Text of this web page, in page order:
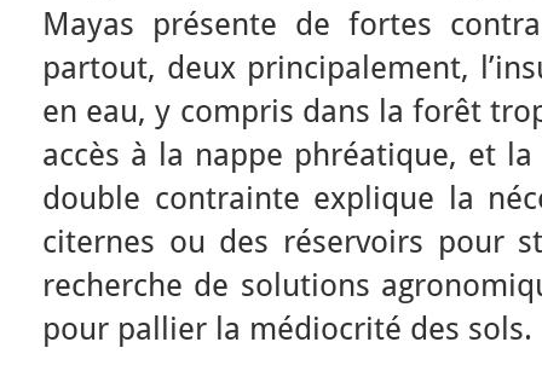
Mayas présente de fortes
partout, deux principalement,
en eau, y compris dans la forêt
accès à la nappe phréatique, et
double contrainte explique la
citernes ou des réservoirs pour
recherche de solutions
pour pallier la médiocrité des sols.